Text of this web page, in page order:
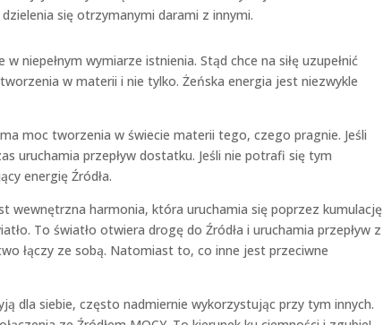
się otrzymanymi darami z innymi.
niepełnym wymiarze istnienia. Stąd chce na siłę uzupełnić
w materii i nie tylko. Żeńska energia jest niezwykle
moc tworzenia w świecie materii tego, czego pragnie. Jeśli
uruchamia przepływ dostatku. Jeśli nie potrafi się tym
energię Źródła.
wewnętrzna harmonia, która uruchamia się poprzez kumulację
To światło otwiera drogę do Źródła i uruchamia przepływ z
łączy ze sobą. Natomiast to, co inne jest przeciwne
dla siebie, często nadmiernie wykorzystując przy tym innych.